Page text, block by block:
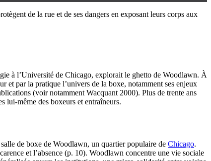
de la rue et de ses dangers en exposant leurs corps aux
à l’Université de Chicago, explorait le ghetto de Woodlawn. À
et par la pratique l’univers de la boxe, notamment ses enjeux
(voir notamment Wacquant 2000). Plus de trente ans
lui-même des boxeurs et entraîneurs.
de boxe de Woodlawn, un quartier populaire de Chicago.
et l’absence (p. 10). Woodlawn concentre une vie sociale